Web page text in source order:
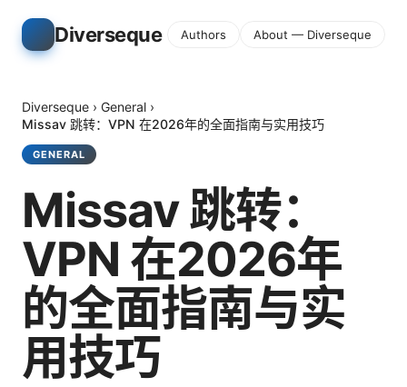
Diverseque Authors About — Diverseque
Diverseque › General ›
Missav 跳转：VPN 在2026年的全面指南与实用技巧
GENERAL
Missav 跳转：
VPN 在2026年
的全面指南与实
用技巧